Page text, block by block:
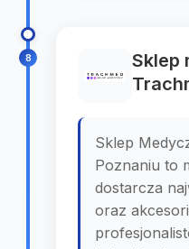
8
Sklep
Sklep
Poznaniu to
dostarcza
oraz